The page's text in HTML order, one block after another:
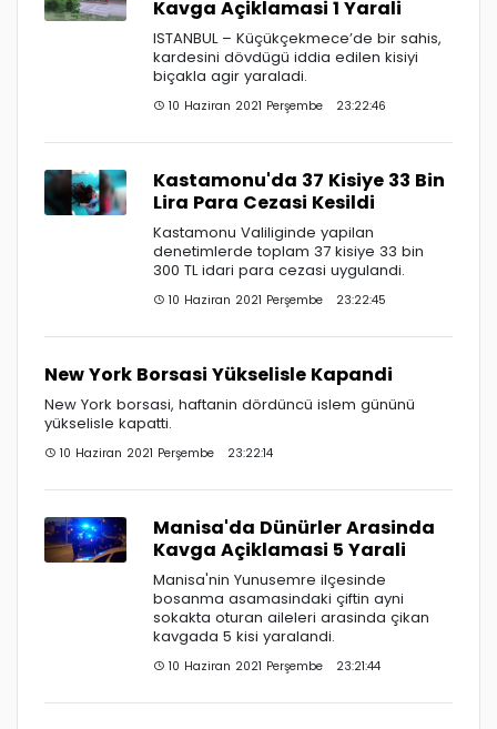
Kavga Açiklamasi 1 Yarali
ISTANBUL – Küçükçekmece’de bir sahis,
kardesini dövdügü iddia edilen kisiyi
biçakla agir yaraladi.
10 Haziran 2021 Perşembe 23:22:46
Kastamonu'da 37 Kisiye 33 Bin
Lira Para Cezasi Kesildi
Kastamonu Valiliginde yapilan
denetimlerde toplam 37 kisiye 33 bin
300 TL idari para cezasi uygulandi.
10 Haziran 2021 Perşembe 23:22:45
New York Borsasi Yükselisle Kapandi
New York borsasi, haftanin dördüncü islem gününü
yükselisle kapatti.
10 Haziran 2021 Perşembe 23:22:14
Manisa'da Dünürler Arasinda
Kavga Açiklamasi 5 Yarali
Manisa'nin Yunusemre ilçesinde
bosanma asamasindaki çiftin ayni
sokakta oturan aileleri arasinda çikan
kavgada 5 kisi yaralandi.
10 Haziran 2021 Perşembe 23:21:44